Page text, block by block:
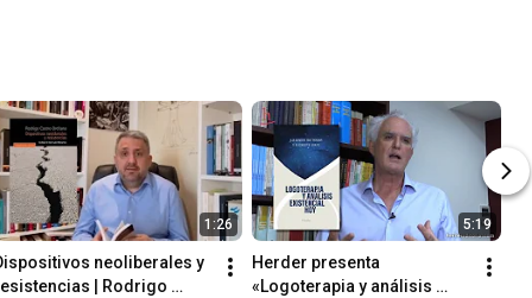
1:26
neoliberales y
| Rodrigo
5:19
Herder presenta
«Logoterapia y análisis